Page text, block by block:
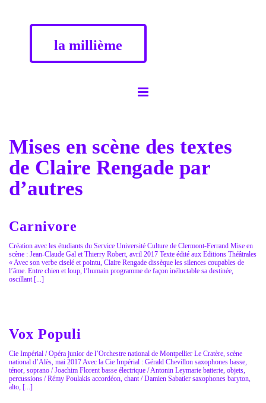
la millième
Mises en scène des textes
de Claire Rengade par
d’autres
Carnivore
Création avec les étudiants du Service Université Culture de Clermont-Ferrand Mise en
scène : Jean-Claude Gal et Thierry Robert, avril 2017 Texte édité aux Editions Théâtrales
« Avec son verbe ciselé et pointu, Claire Rengade dissèque les silences coupables de
l’âme. Entre chien et loup, l’humain programme de façon inéluctable sa destinée,
oscillant [...]
Vox Populi
Cie Impérial / Opéra junior de l’Orchestre national de Montpellier Le Cratère, scène
national d’Alès, mai 2017 Avec la Cie Impérial : Gérald Chevillon saxophones basse,
ténor, soprano / Joachim Florent basse électrique / Antonin Leymarie batterie, objets,
percussions / Rémy Poulakis accordéon, chant / Damien Sabatier saxophones baryton,
alto, [...]